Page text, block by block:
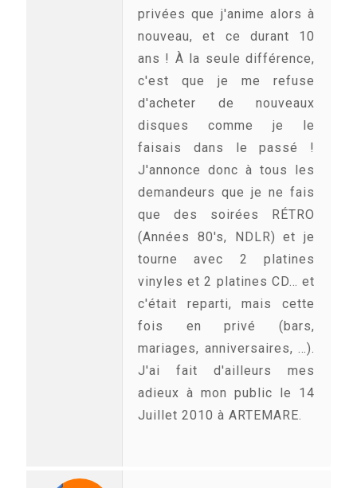
privées que j'anime alors à
nouveau, et ce durant 10
ans ! À la seule différence,
c'est que je me refuse
d'acheter de nouveaux
disques comme je le
faisais dans le passé !
J'annonce donc à tous les
demandeurs que je ne fais
que des soirées RÉTRO
(Années 80's, NDLR) et je
tourne avec 2 platines
vinyles et 2 platines CD… et
c'était reparti, mais cette
fois en privé (bars,
mariages, anniversaires, …).
J'ai fait d'ailleurs mes
adieux à mon public le 14
Juillet 2010 à ARTEMARE.